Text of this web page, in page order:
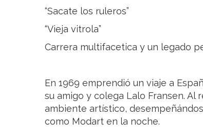
“Sacate los ruleros”
“Vieja vitrola”
Carrera multifacetica y un legado
En 1969 emprendió un viaje a
su amigo y colega Lalo Fransen. Al
ambiente artístico,
como Modart en la noche.